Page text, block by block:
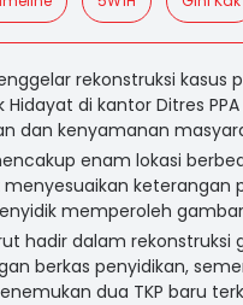
rekonstruksi kasus
Hidayat di kantor Ditres
dan kenyamanan
enam lokasi
keterangan
memperoleh
hadir dalam rekonstruksi
berkas penyidikan,
dua TKP baru